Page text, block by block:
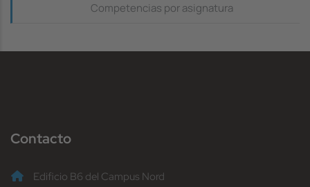
Competencias por asignatura
Contacto
Edificio B6 del Campus Nord